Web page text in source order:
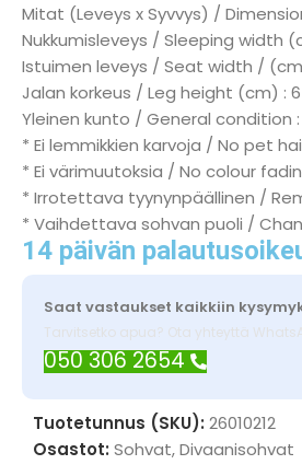
Mitat (Leveys x Syvvys) /
Nukkumisleveys / Sleeping width
Istuimen leveys / Seat width /
Jalan korkeus / Leg height (cm) : 6
Yleinen kunto / General condition
* Ei lemmikkien karvoja / No pet
* Ei värimuutoksia / No colour
* Irrotettava tyynynpäällinen /
* Vaihdettava sohvan puoli /
14 päivän
Saat vastaukset kaikkiin
Tarvitsetko apua? Ota yhteyttä
050 306 2654
Tuotetunnus (SKU): 26010212
Osastot: Sohvat,Divaanisohvat